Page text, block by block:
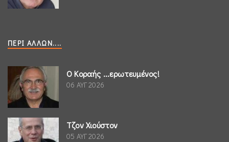
ΠΕΡΊ ΆΛΛΩΝ....
Ο Κοραής ...ερωτευμένος!
06 ΑΥΓ 2026
Τζον Χιούστον
05 ΑΥΓ 2026